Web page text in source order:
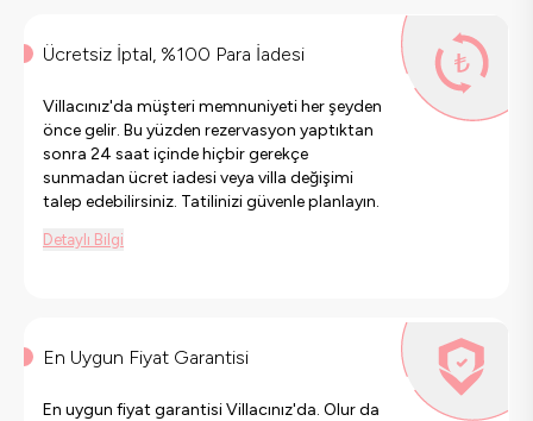
Ücretsiz İptal, %100 Para İadesi
Villacınız'da müşteri memnuniyeti her şeyden
önce gelir. Bu yüzden rezervasyon yaptıktan
sonra 24 saat içinde hiçbir gerekçe
sunmadan ücret iadesi veya villa değişimi
talep edebilirsiniz. Tatilinizi güvenle planlayın.
Detaylı Bilgi
En Uygun Fiyat Garantisi
En uygun fiyat garantisi Villacınız'da. Olur da